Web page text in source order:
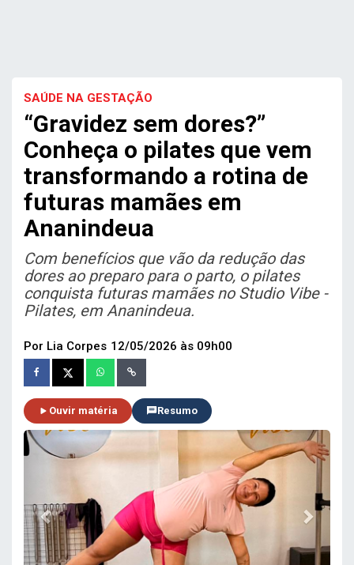
SAÚDE NA GESTAÇÃO
“Gravidez sem dores?”
Conheça o pilates que vem
transformando a rotina de
futuras mamães em
Ananindeua
Com benefícios que vão da redução das
dores ao preparo para o parto, o pilates
conquista futuras mamães no Studio Vibe -
Pilates, em Ananindeua.
Por Lia Corpes 12/05/2026 às 09h00
Ouvir matéria Resumo
Previous Next